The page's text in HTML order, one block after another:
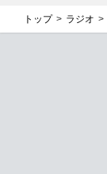
トップ ラジオ